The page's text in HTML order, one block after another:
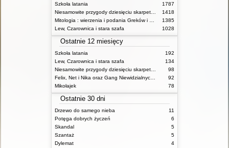
Szkoła latania
1787
1418
1385
Lew, Czarownica i stara szafa
1028
Ostatnie 12 miesięcy
Szkoła latania
192
Lew, Czarownica i stara szafa
134
98
92
Mikołajek
78
Ostatnie 30 dni
Drzewo do samego nieba
11
Potęga dobrych życzeń
6
Skandal
5
Szantaż
5
Dylemat
4